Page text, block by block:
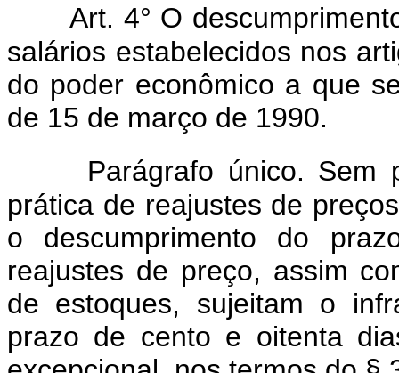
Art. 4° O
salários estabelecidos nos
do poder econômico a que
de 15 de março de 1990.
Parágrafo único. Sem
prática de reajustes de
o descumprimento do
reajustes de preço, assim
de estoques, sujeitam o
prazo de cento e oitenta